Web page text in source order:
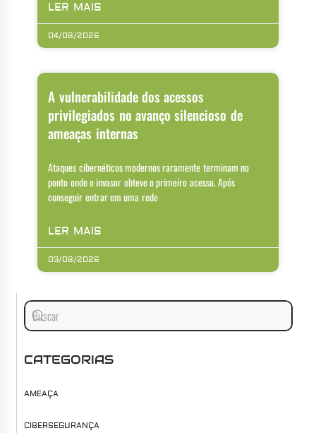
LER MAIS
04/08/2026
A vulnerabilidade dos acessos
privilegiados no avanço silencioso de
ameaças internas
Ataques cibernéticos modernos raramente terminam no
ponto onde o invasor obteve o primeiro acesso. Após
conseguir entrar em uma rede
LER MAIS
03/08/2026
CATEGORIAS
AMEAÇA
CIBERSEGURANÇA